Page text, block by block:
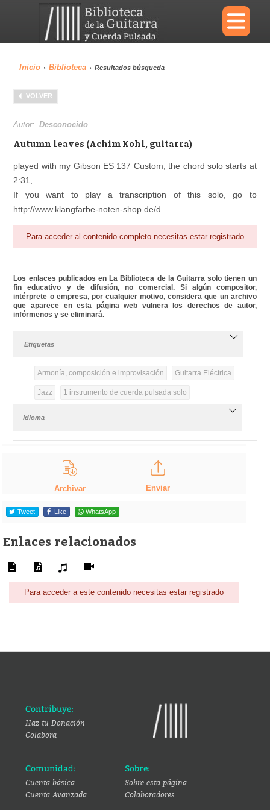
×
Menu
Biblioteca
Inicio › Biblioteca › Resultados búsqueda
VOLVER
Autor:Desconocido
Autumn leaves (Achim Kohl, guitarra)
played with my Gibson ES 137 Custom, the chord solo starts at
2:31,
If you want to play a transcription of this solo, go to
http://www.klangfarbe-noten-shop.de/d...
Para acceder al contenido completo necesitas estar registrado
Los enlaces publicados en La Biblioteca de la Guitarra solo tienen un
fin educativo y de difusión, no comercial. Si algún compositor,
intérprete o empresa, por cualquier motivo, considera que un archivo
que aparece en esta página web vulnera los derechos de autor,
infórmenos y se eliminará.
Etiquetas
Armonía, composición e improvisación Guitarra Eléctrica
Jazz 1 instrumento de cuerda pulsada solo
Idioma
Archivar Enviar
Tweet Like WhatsApp
Enlaces relacionados
Para acceder a este contenido necesitas estar registrado
Contribuye:
Haz tu Donación
Colabora
Comunidad:
Cuenta básica
Cuenta Avanzada
Sobre:
Sobre esta página
Colaboradores